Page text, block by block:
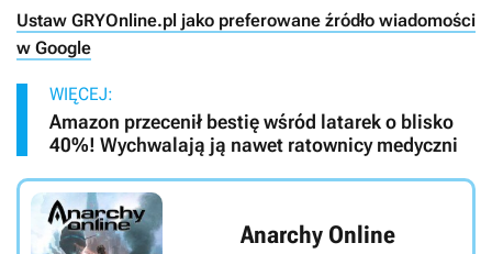
Ustaw GRYOnline.pl jako preferowane źródło wiadomości
w Google
WIĘCEJ:
Amazon przecenił bestię wśród latarek o blisko
40%! Wychwalają ją nawet ratownicy medyczni
Anarchy Online